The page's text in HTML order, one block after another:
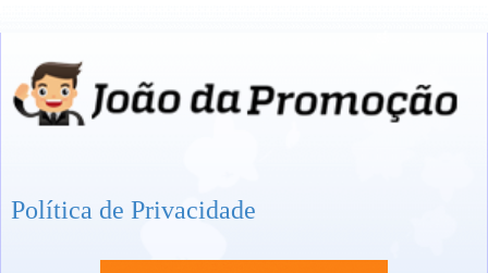
Política de Privacidade